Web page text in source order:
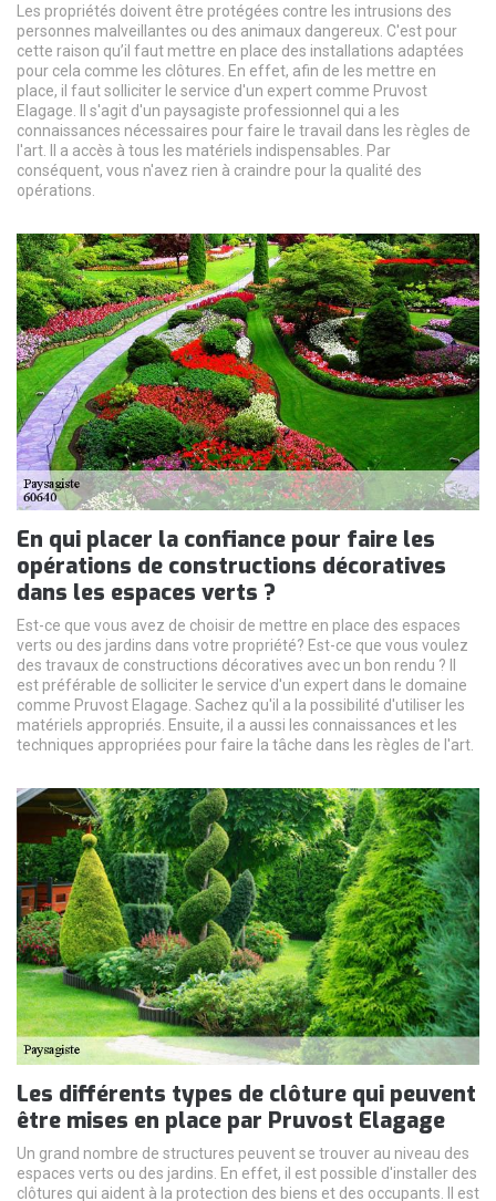
Les propriétés doivent être protégées contre les intrusions des
personnes malveillantes ou des animaux dangereux. C'est pour
cette raison qu’il faut mettre en place des installations adaptées
pour cela comme les clôtures. En effet, afin de les mettre en
place, il faut solliciter le service d'un expert comme Pruvost
Elagage. Il s'agit d'un paysagiste professionnel qui a les
connaissances nécessaires pour faire le travail dans les règles de
l'art. Il a accès à tous les matériels indispensables. Par
conséquent, vous n'avez rien à craindre pour la qualité des
opérations.
En qui placer la confiance pour faire les
opérations de constructions décoratives
dans les espaces verts ?
Est-ce que vous avez de choisir de mettre en place des espaces
verts ou des jardins dans votre propriété? Est-ce que vous voulez
des travaux de constructions décoratives avec un bon rendu ? Il
est préférable de solliciter le service d'un expert dans le domaine
comme Pruvost Elagage. Sachez qu'il a la possibilité d'utiliser les
matériels appropriés. Ensuite, il a aussi les connaissances et les
techniques appropriées pour faire la tâche dans les règles de l'art.
Les différents types de clôture qui peuvent
être mises en place par Pruvost Elagage
Un grand nombre de structures peuvent se trouver au niveau des
espaces verts ou des jardins. En effet, il est possible d'installer des
clôtures qui aident à la protection des biens et des occupants. Il est